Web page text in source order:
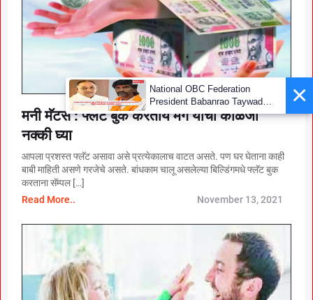
मनी मॅटर्स : फ्लॅट बुक करताय मग याची काळजी
नक्की घ्या
आपला प्रशस्त फ्लॅट असावा असे प्रत्येकालाच वाटत असते. पण घर घेताना काही
बाबी माहिती असणे गरजेचे असते. बांधकाम चालू असलेल्या बिल्डिंगमधे फ्लॅट बुक
करताना सॅम्पल […]
Read More..
November 13, 2021
×
National OBC Federation
President Babanrao Taywade
Claims Only 27 Kunbi
GR; Alarming News for Mano